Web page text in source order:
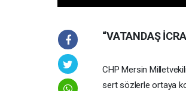
“VATANDAŞ
CHP Mersin
sert sözlerle ortaya